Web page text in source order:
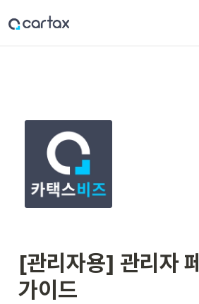
[관리자용] 관리자
가이드